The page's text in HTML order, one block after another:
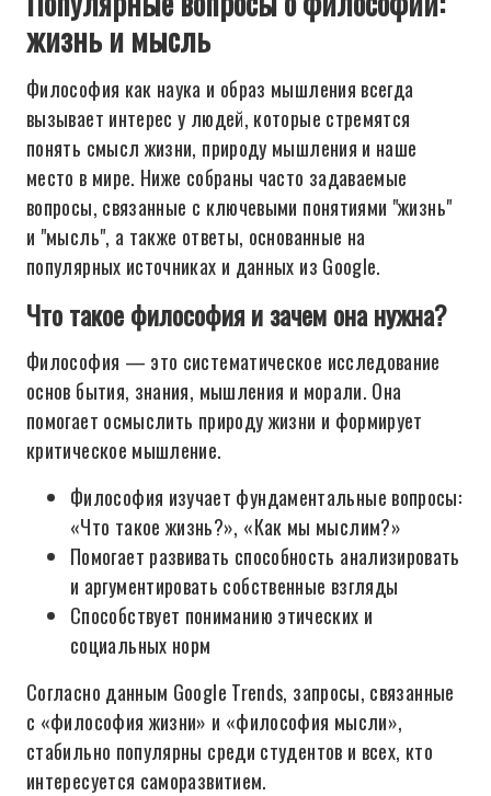
жизнь и мысль
Философия как наука и образ мышления всегда
вызывает интерес у людей, которые стремятся
понять смысл жизни, природу мышления и наше
место в мире. Ниже собраны часто задаваемые
вопросы, связанные с ключевыми понятиями "жизнь"
и "мысль", а также ответы, основанные на
популярных источниках и данных из Google.
Что такое философия и зачем она нужна?
Философия — это систематическое исследование
основ бытия, знания, мышления и морали. Она
помогает осмыслить природу жизни и формирует
критическое мышление.
Философия изучает фундаментальные вопросы:
«Что такое жизнь?», «Как мы мыслим?»
Помогает развивать способность анализировать
и аргументировать собственные взгляды
Способствует пониманию этических и
социальных норм
Согласно данным Google Trends, запросы, связанные
с «философия жизни» и «философия мысли»,
стабильно популярны среди студентов и всех, кто
интересуется саморазвитием.